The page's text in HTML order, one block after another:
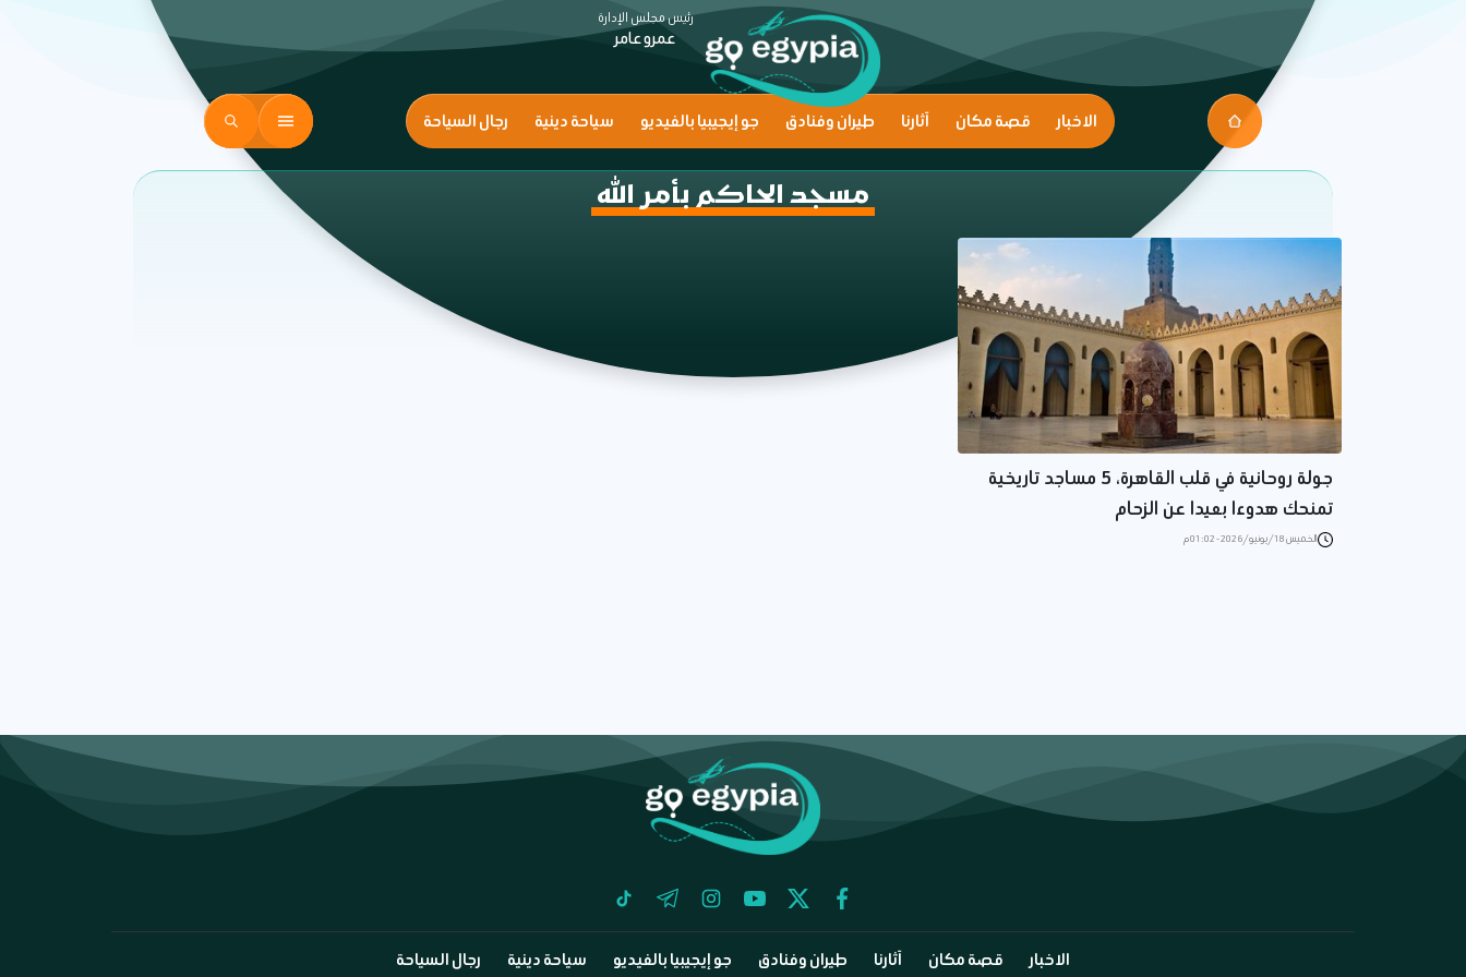
رئيس مجلس الإدارة
عمرو عامر
الاخبار قصة مكان آثارنا طيران وفنادق جو إيجيبيا بالفيديو سياحة دينية رجال السياحة
مسجد الحاكم بأمر الله
جولة روحانية في قلب القاهرة، 5 مساجد تاريخية
تمنحك هدوءا بعيدا عن الزحام
الخميس 18/يونيو/2026 - 01:02 م
facebook
twitter
youtube
instagram
telegram
tiktok
الاخبار قصة مكان آثارنا طيران وفنادق جو إيجيبيا بالفيديو سياحة دينية رجال السياحة